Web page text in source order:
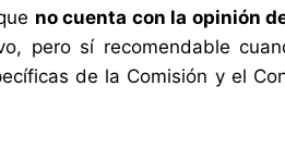
no cuenta con la opinión
pero sí recomendable
de la Comisión y el